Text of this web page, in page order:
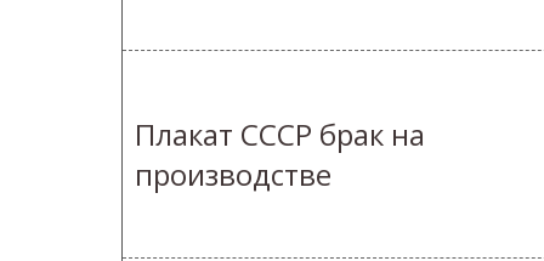
Плакат СССР брак на
производстве